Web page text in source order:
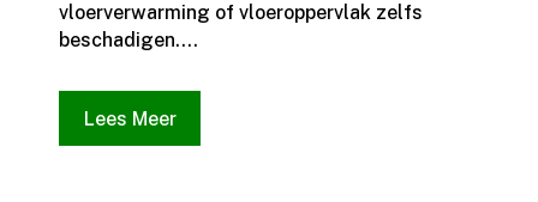
vloerverwarming of vloeroppervlak zelfs
beschadigen.​...
Lees Meer